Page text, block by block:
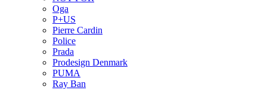
Oga
P+US
Pierre Cardin
Police
Prada
Prodesign Denmark
PUMA
Ray Ban